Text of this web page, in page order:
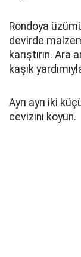
Rondoya
devirde
karıştırın. Ara
kaşık
Ayrı ayrı iki
cevizini koyun.